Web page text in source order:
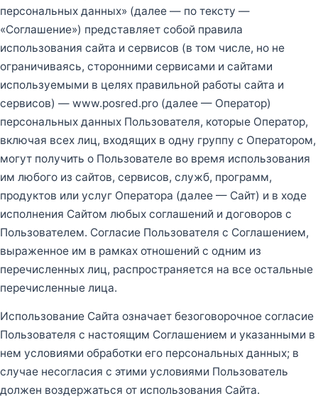
персональных данных» (далее — по тексту —
«Соглашение») представляет собой правила
использования сайта и сервисов (в том числе, но не
ограничиваясь, сторонними сервисами и сайтами
используемыми в целях правильной работы сайта и
сервисов) — www.posred.pro (далее — Оператор)
персональных данных Пользователя, которые Оператор,
включая всех лиц, входящих в одну группу с Оператором,
могут получить о Пользователе во время использования
им любого из сайтов, сервисов, служб, программ,
продуктов или услуг Оператора (далее — Сайт) и в ходе
исполнения Сайтом любых соглашений и договоров с
Пользователем. Согласие Пользователя с Соглашением,
выраженное им в рамках отношений с одним из
перечисленных лиц, распространяется на все остальные
перечисленные лица.
Использование Сайта означает безоговорочное согласие
Пользователя с настоящим Соглашением и указанными в
нем условиями обработки его персональных данных; в
случае несогласия с этими условиями Пользователь
должен воздержаться от использования Сайта.